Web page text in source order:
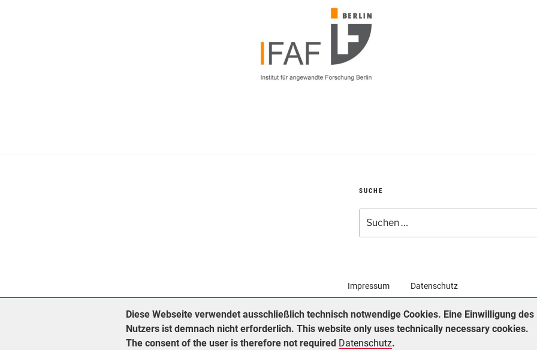
SUCHE
nach:
Impressum Datenschutz
Diese Webseite verwendet ausschließlich technisch notwendige Cookies. Eine Einwilligung des
Nutzers ist demnach nicht erforderlich. This website only uses technically necessary cookies.
The consent of the user is therefore not required Datenschutz.